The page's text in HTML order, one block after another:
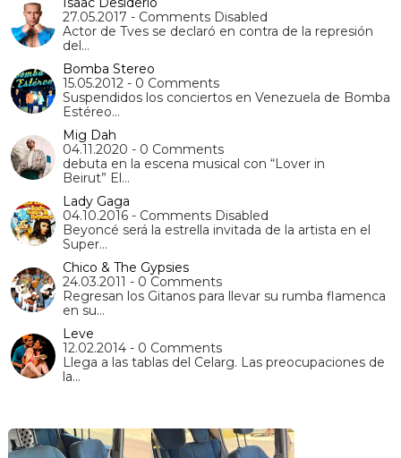
27.05.2017 - Comments Disabled
Actor de Tves se declaró en contra de la represión
del…
Bomba Stereo
15.05.2012 - 0 Comments
Suspendidos los conciertos en Venezuela de Bomba
Estéreo…
Mig Dah
04.11.2020 - 0 Comments
debuta en la escena musical con “Lover in
Beirut” El…
Lady Gaga
04.10.2016 - Comments Disabled
Beyoncé será la estrella invitada de la artista en el
Super…
Chico & The Gypsies
24.03.2011 - 0 Comments
Regresan los Gitanos para llevar su rumba flamenca
en su…
Leve
12.02.2014 - 0 Comments
Llega a las tablas del Celarg. Las preocupaciones de
la…